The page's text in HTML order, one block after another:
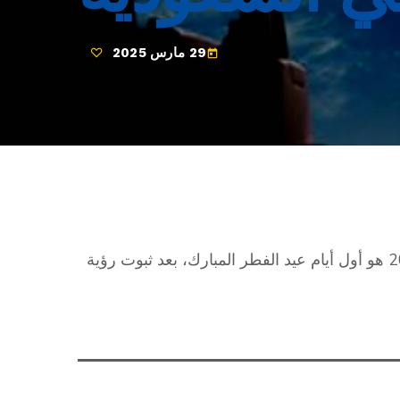
today29 مارس 2025
أعلنت المملكة العربية السعودية أن الأحد 30 مارس 2025 هو أول أيام عيد الفطر المبارك، بعد ثبوت رؤية